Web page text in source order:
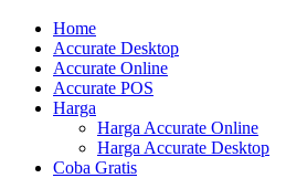
Home
Accurate Desktop
Accurate Online
Accurate POS
Harga
Harga Accurate Online
Harga Accurate Desktop
Coba Gratis